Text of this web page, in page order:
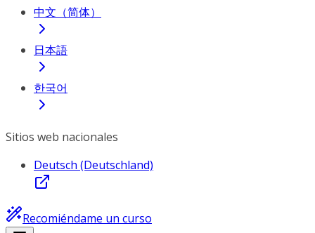
中文（简体）
日本語
한국어
Sitios web nacionales
Deutsch (Deutschland)
Recomiéndame un curso